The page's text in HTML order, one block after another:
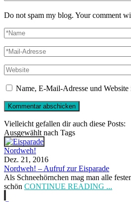
Do not spam my blog. Your comment
Name, E-Mail-Adresse und
Vielleicht gefallen dir auch diese Posts:
Ausgewählt nach Tags
Nordweh!
Dez. 21, 2016
Nordweh! – Aufruf zur Eisparade
Als Schneehörnchen mag man alle
schön CONTINUE READING ...